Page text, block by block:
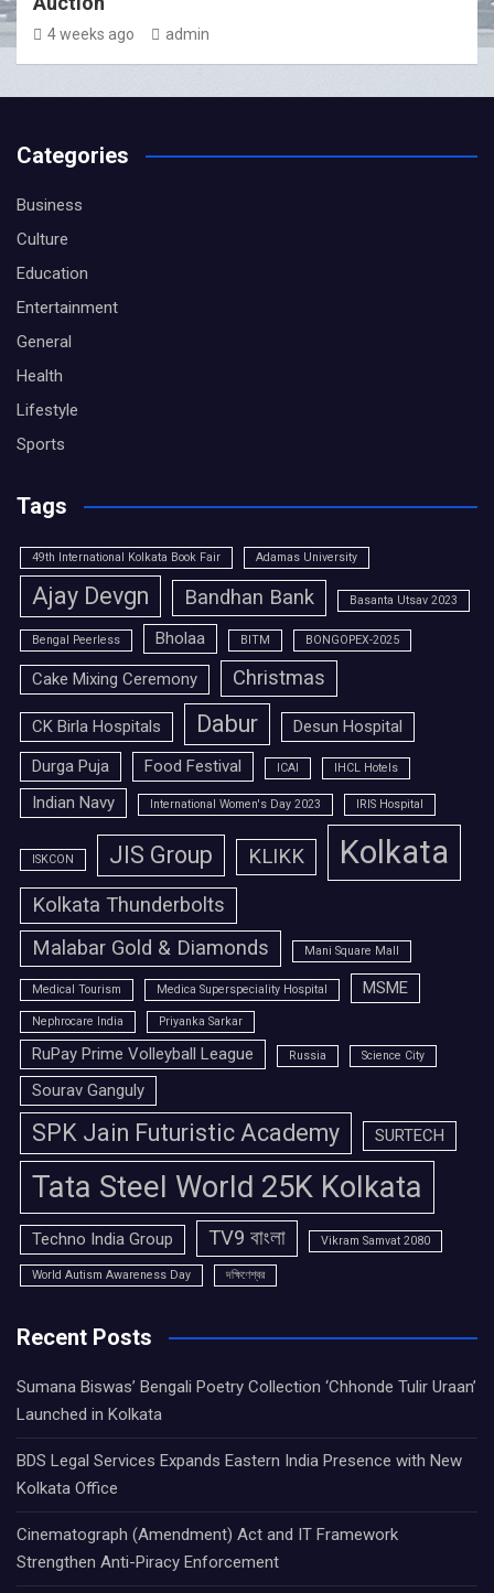
4 weeks ago admin
Categories
Business
Culture
Education
Entertainment
General
Health
Lifestyle
Sports
Tags
49th International Kolkata Book Fair Adamas University
Ajay Devgn Bandhan Bank Basanta Utsav 2023
Bengal Peerless Bholaa BITM BONGOPEX-2025
Cake Mixing Ceremony Christmas
CK Birla Hospitals Dabur
Desun Hospital
Durga Puja
Food Festival ICAI IHCL Hotels
Indian Navy International Women's Day 2023 IRIS Hospital
ISKCON JIS Group KLIKK Kolkata
Kolkata Thunderbolts
Malabar Gold & Diamonds
Mani Square Mall
Medical Tourism Medica Superspeciality Hospital MSME
Nephrocare India Priyanka Sarkar
RuPay Prime Volleyball League Russia Science City
Sourav Ganguly
SPK Jain Futuristic Academy SURTECH
Tata Steel World 25K Kolkata
Techno India Group TV9 বাংলা Vikram Samvat 2080
World Autism Awareness Day দক্ষিণেশ্বর
Recent Posts
Sumana Biswas’ Bengali Poetry Collection ‘Chhonde Tulir Uraan’
Launched in Kolkata
BDS Legal Services Expands Eastern India Presence with New
Kolkata Office
Cinematograph (Amendment) Act and IT Framework
Strengthen Anti-Piracy Enforcement